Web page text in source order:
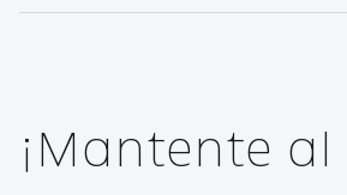
¡Mantente